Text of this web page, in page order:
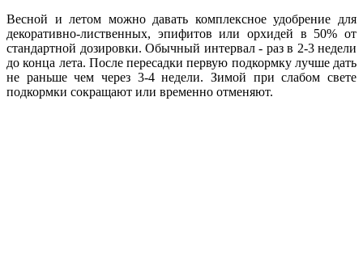
Весной и летом можно давать комплексное удобрение для
декоративно-лиственных, эпифитов или орхидей в 50% от
стандартной дозировки. Обычный интервал - раз в 2-3 недели
до конца лета. После пересадки первую подкормку лучше дать
не раньше чем через 3-4 недели. Зимой при слабом свете
подкормки сокращают или временно отменяют.